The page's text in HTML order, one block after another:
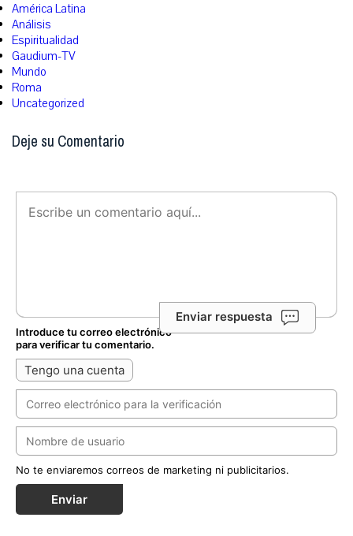
América Latina
Análisis
Espiritualidad
Gaudium-TV
Mundo
Roma
Uncategorized
Deje su Comentario
Enviar respuesta
Introduce tu correo electrónico
para verificar tu comentario.
Tengo una cuenta
No te enviaremos correos de marketing ni publicitarios.
Enviar